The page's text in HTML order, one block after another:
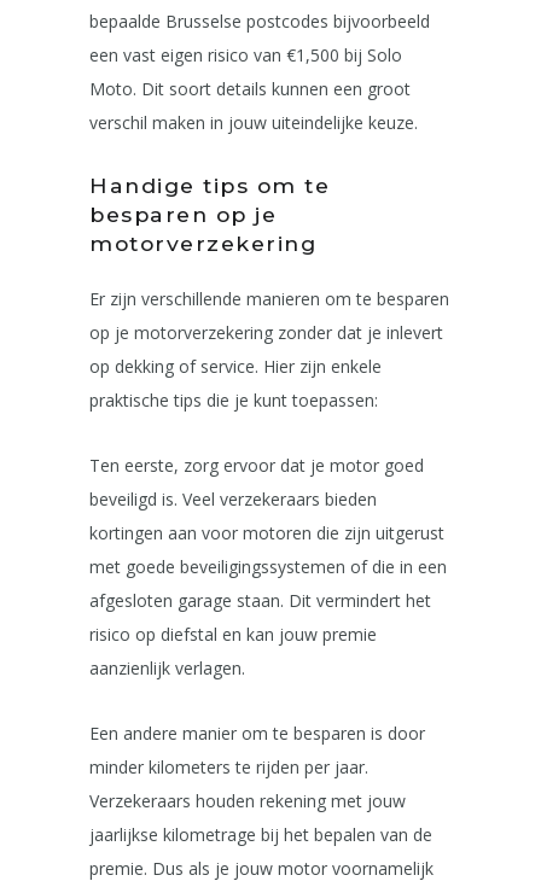
bepaalde Brusselse postcodes bijvoorbeeld
een vast eigen risico van €1,500 bij Solo
Moto. Dit soort details kunnen een groot
verschil maken in jouw uiteindelijke keuze.
Handige tips om te
besparen op je
motorverzekering
Er zijn verschillende manieren om te besparen
op je motorverzekering zonder dat je inlevert
op dekking of service. Hier zijn enkele
praktische tips die je kunt toepassen:
Ten eerste, zorg ervoor dat je motor goed
beveiligd is. Veel verzekeraars bieden
kortingen aan voor motoren die zijn uitgerust
met goede beveiligingssystemen of die in een
afgesloten garage staan. Dit vermindert het
risico op diefstal en kan jouw premie
aanzienlijk verlagen.
Een andere manier om te besparen is door
minder kilometers te rijden per jaar.
Verzekeraars houden rekening met jouw
jaarlijkse kilometrage bij het bepalen van de
premie. Dus als je jouw motor voornamelijk